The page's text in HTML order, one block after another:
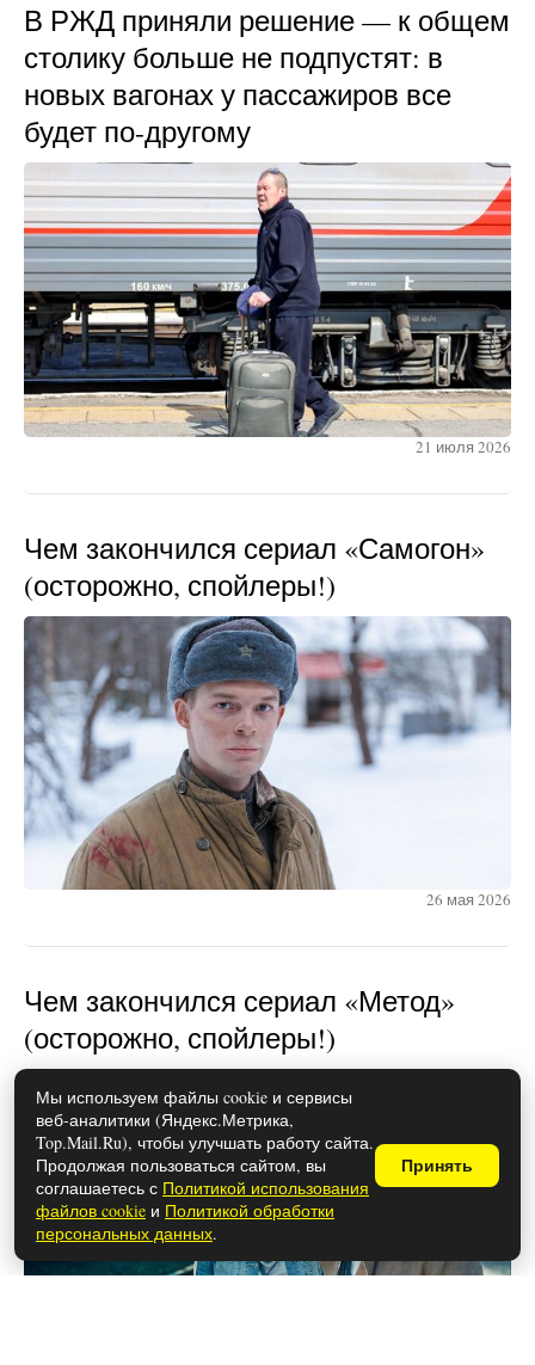
В РЖД приняли решение — к общем
столику больше не подпустят: в
новых вагонах у пассажиров все
будет по-другому
21 июля 2026
Чем закончился сериал «Самогон»
(осторожно, спойлеры!)
26 мая 2026
Чем закончился сериал «Метод»
(осторожно, спойлеры!)
Мы используем файлы cookie и сервисы
веб-аналитики (Яндекс.Метрика,
Top.Mail.Ru), чтобы улучшать работу сайта.
Продолжая пользоваться сайтом, вы
соглашаетесь с Политикой использования
файлов cookie и Политикой обработки
персональных данных.
Принять